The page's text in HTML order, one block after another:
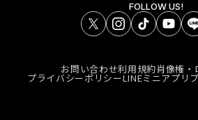
FOLLOW US!
お問い合わせ利用規約肖像権・
プライバシーポリシーLINEミニアプリ